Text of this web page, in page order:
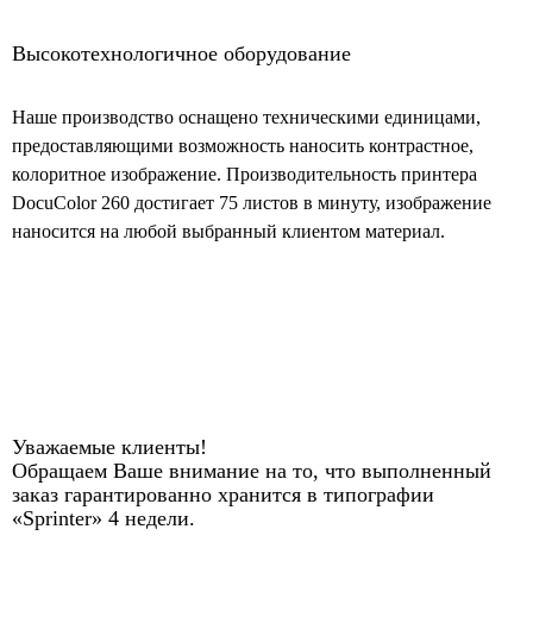
Высокотехнологичное оборудование
Наше производство оснащено техническими единицами,
предоставляющими возможность наносить контрастное,
колоритное изображение. Производительность принтера
DocuColor 260 достигает 75 листов в минуту, изображение
наносится на любой выбранный клиентом материал.
Уважаемые клиенты!
Обращаем Ваше внимание на то, что выполненный
заказ гарантированно хранится в типографии
«Sprinter» 4 недели.